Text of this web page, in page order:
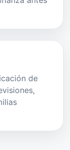
de